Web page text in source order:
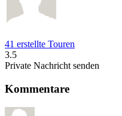
41 erstellte Touren
3.5
Private Nachricht senden
Kommentare